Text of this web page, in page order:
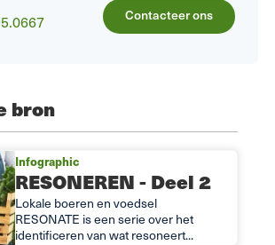
Contacteer ons
bron
Infographic
RESONEREN - Deel 2
Lokale boeren en voedsel
RESONATE is een serie over het
identificeren van wat resoneert...